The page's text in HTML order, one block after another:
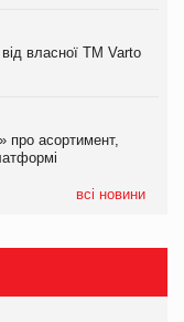
власної ТМ Varto
про асортимент,
всі новини
власної ТМ Varto
про асортимент,